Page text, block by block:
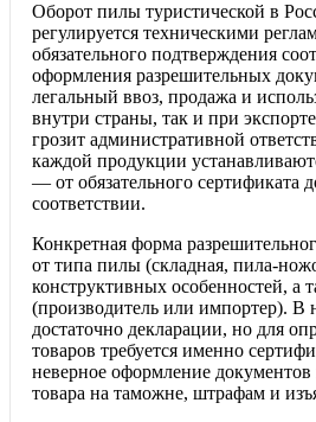
Оборот пилы туристической в
регулируется техническими
обязательного подтверждения
оформления разрешительных
легальный ввоз, продажа и
внутри страны, так и при
грозит административной
каждой продукции
— от обязательного сертификата
соответствии.
Конкретная форма
от типа пилы (складная, пила-
конструктивных особенностей, а
(производитель или импортер). В
достаточно декларации, но для
товаров требуется именно
неверное оформление документов
товара на таможне, штрафам и